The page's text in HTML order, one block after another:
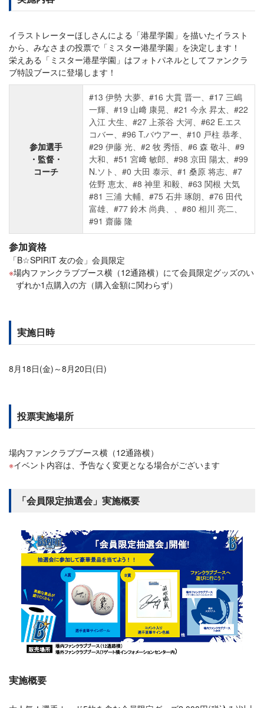
イラストレーターほしさんによる「港星学園」を描いたイラスト
から、みなさまの投票で「ミスター港星学園」を決定します！
栄えある「ミスター港星学園」はフォトパネルとしてファンクラ
ブ特設ブースに登場します！
参加選手
・監督・
コーチ
#13 伊勢 大夢、#16 大貫 晋一、#17 三嶋
一輝、#19 山﨑 康晃、#21 今永 昇太、#22
入江 大生、#27 上茶谷 大河、#62 E.エス
コバー、#96 T.バウアー、#10 戸柱 恭孝、
#29 伊藤 光、#2 牧 秀悟、#6 森 敬斗、#9
大和、#51 宮﨑 敏郎、#98 京田 陽太、#99
N.ソト、#0 大田 泰示、#1 桑原 将志、#7
佐野 恵太、#8 神里 和毅、#63 関根 大気
#81 三浦 大輔、#75 石井 琢朗、#76 田代
富雄、#77 鈴木 尚典、、#80 相川 亮二、
#91 齋藤 隆
参加資格
「B☆SPIRIT 友の会」会員限定
場内ファンクラブブース横（12通路横）にて会員限定グッズのい
ずれか1点購入の方（購入金額に関わらず）
実施日時
8月18日(金)～8月20日(日)
投票実施場所
場内ファンクラブブース横（12通路横）
イベント内容は、予告なく変更となる場合がございます
「会員限定抽選会」実施概要
実施概要